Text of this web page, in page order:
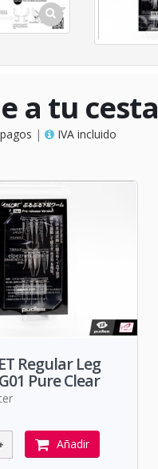
a tu cesta
pagos | IVA incluido
Regular Leg
Pure Clear
Añadir